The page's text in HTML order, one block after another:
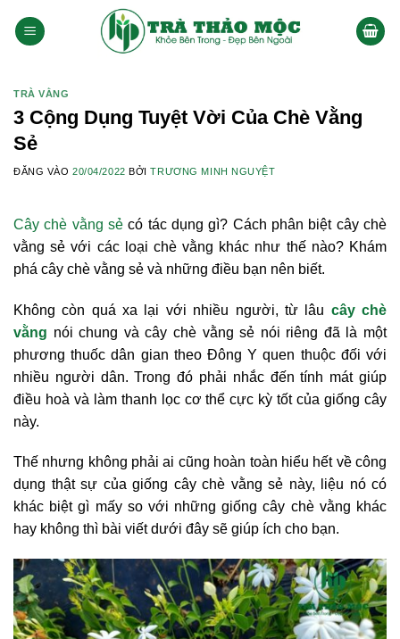
qua
TRÀ VẰNG
3 Cộng Dụng Tuyệt Vời Của Chè Vằng
Sẻ
ĐĂNG VÀO20/04/2022 BỞITRƯƠNG MINH NGUYỆT
Cây chè vằng sẻ có tác dụng gì? Cách phân biệt cây chè
vằng sẻ với các loại chè vằng khác như thế nào? Khám
phá cây chè vằng sẻ và những điều bạn nên biết.
Không còn quá xa lại với nhiều người, từ lâu cây chè
vằng nói chung và cây chè vằng sẻ nói riêng đã là một
phương thuốc dân gian theo Đông Y quen thuộc đối với
nhiều người dân. Trong đó phải nhắc đến tính mát giúp
điều hoà và làm thanh lọc cơ thể cực kỳ tốt của giống cây
này.
Thế nhưng không phải ai cũng hoàn toàn hiểu hết về công
dụng thật sự của giống cây chè vằng sẻ này, liệu nó có
khác biệt gì mấy so với những giống cây chè vằng khác
hay không thì bài viết dưới đây sẽ giúp ích cho bạn.